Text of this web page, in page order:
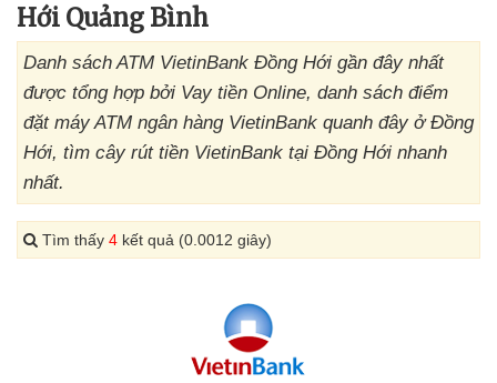
Hới Quảng Bình
Danh sách ATM VietinBank Đồng Hới gần đây nhất
được tổng hợp bởi Vay tiền Online, danh sách điểm
đặt máy ATM ngân hàng VietinBank quanh đây ở Đồng
Hới, tìm cây rút tiền VietinBank tại Đồng Hới nhanh
nhất.
Tìm thấy 4 kết quả (0.0012 giây)